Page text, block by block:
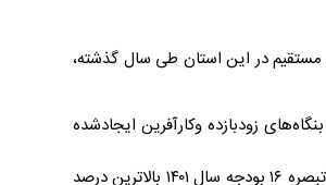
کارگروه اشتغال و سرمایه‌گذاری استان تهران، بانک پارسیان با ایجاد۴۵۰۰ شغل مستقیم در این استان طی سال گذشته،
به ۲۰۴۶ طرح معرفی‌شده در قالب بنگاه‌های زودبازده وکارآفرین ایجادشده
گزارش‌های منتشرشده نشان می‌دهد؛ بانک پارسیان با تحقق ۱۸۰ درصدی بودجه ابلاغی در جز ۲ بند ب تبصره ۱۶ بودجه سال ۱۴۰۱ بالاترین درصد